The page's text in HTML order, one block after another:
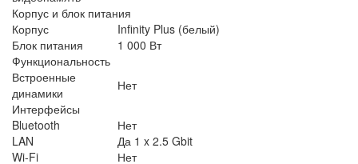
Корпус и блок питания
Корпус
Infinity Plus (белый)
Блок питания
1 000 Вт
Функциональность
Встроенные
динамики
Нет
Интерфейсы
Bluetooth
Нет
LAN
Да 1 x 2.5 Gbit
Wi-Fi
Нет